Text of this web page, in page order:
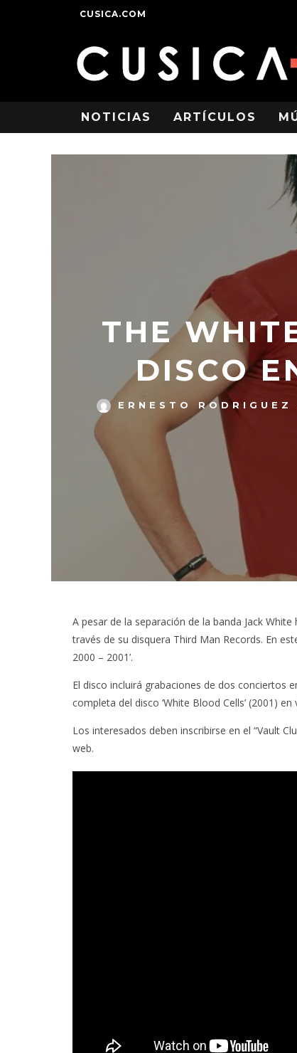
CUSICA.COM
NOTICIAS ARTÍCULOS
THE
DISCO
ERNESTO RODRIGUEZ
A pesar de la separación de la banda Jack
través de su disquera Third Man Records. En
2000 – 2001’.
El disco incluirá grabaciones de dos conciertos
completa del disco ‘White Blood Cells’ (2001) en
Los interesados deben inscribirse en el “Vault
web.